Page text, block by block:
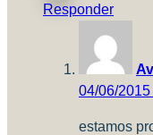
Responder
04/06/
estamos